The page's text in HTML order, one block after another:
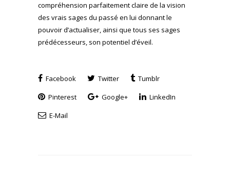
compréhension parfaitement claire de la vision
des vrais sages du passé en lui donnant le
pouvoir d’actualiser, ainsi que tous ses sages
prédécesseurs, son potentiel d’éveil.
Facebook Twitter
Tumblr
Pinterest
Google+
LinkedIn
E-Mail